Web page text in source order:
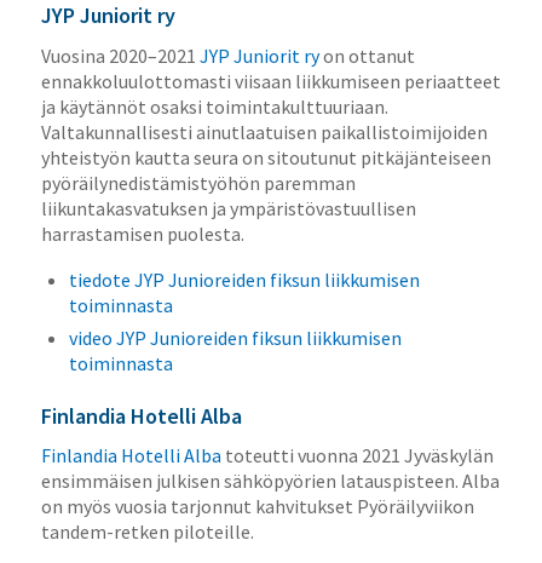
JYP Juniorit ry
Vuosina 2020–2021 JYP Juniorit ryon ottanut
ennakkoluulottomasti viisaan liikkumiseen periaatteet
ja käytännöt osaksi toimintakulttuuriaan.
Valtakunnallisesti ainutlaatuisen paikallistoimijoiden
yhteistyön kautta seura on sitoutunut pitkäjänteiseen
pyöräilynedistämistyöhön paremman
liikuntakasvatuksen ja ympäristövastuullisen
harrastamisen puolesta.
tiedote JYP Junioreiden fiksun liikkumisen
toiminnasta
video JYP Junioreiden fiksun liikkumisen
toiminnasta
Finlandia Hotelli Alba
Finlandia Hotelli Alba toteutti vuonna 2021 Jyväskylän
ensimmäisen julkisen sähköpyörien latauspisteen. Alba
on myös vuosia tarjonnut kahvitukset Pyöräilyviikon
tandem-retken piloteille.